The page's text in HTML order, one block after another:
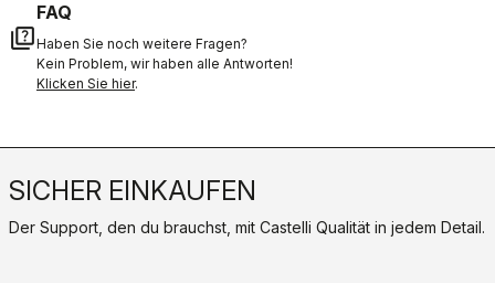
quiz
FAQ
Haben Sie noch weitere Fragen?
Kein Problem, wir haben alle Antworten!
Klicken Sie hier.
SICHER EINKAUFEN
Der Support, den du brauchst, mit Castelli Qualität in jedem Detail.